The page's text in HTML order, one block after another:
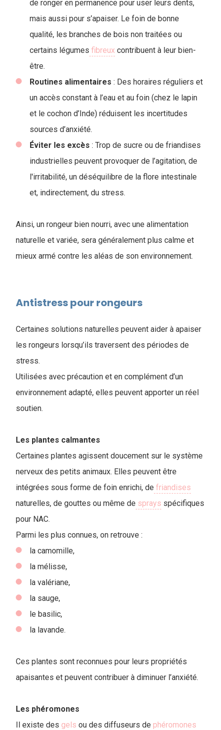
de ronger en permanence pour user leurs dents,
mais aussi pour s’apaiser. Le foin de bonne
qualité, les branches de bois non traitées ou
certains légumes fibreux contribuent à leur bien-
être.
Routines alimentaires : Des horaires réguliers et
un accès constant à l’eau et au foin (chez le lapin
et le cochon d’Inde) réduisent les incertitudes
sources d’anxiété.
Éviter les excès : Trop de sucre ou de friandises
industrielles peuvent provoquer de l’agitation, de
l'irritabilité, un déséquilibre de la flore intestinale
et, indirectement, du stress.
Ainsi, un rongeur bien nourri, avec une alimentation
naturelle et variée, sera généralement plus calme et
mieux armé contre les aléas de son environnement.
Antistress pour rongeurs
Certaines solutions naturelles peuvent aider à apaiser
les rongeurs lorsqu’ils traversent des périodes de
stress.
Utilisées avec précaution et en complément d’un
environnement adapté, elles peuvent apporter un réel
soutien.
Les plantes calmantes
Certaines plantes agissent doucement sur le système
nerveux des petits animaux. Elles peuvent être
intégrées sous forme de foin enrichi, de friandises
naturelles, de gouttes ou même de sprays spécifiques
pour NAC.
Parmi les plus connues, on retrouve :
la camomille,
la mélisse,
la valériane,
la sauge,
le basilic,
la lavande.
Ces plantes sont reconnues pour leurs propriétés
apaisantes et peuvent contribuer à diminuer l’anxiété.
Les phéromones
Il existe des gels ou des diffuseurs de phéromones